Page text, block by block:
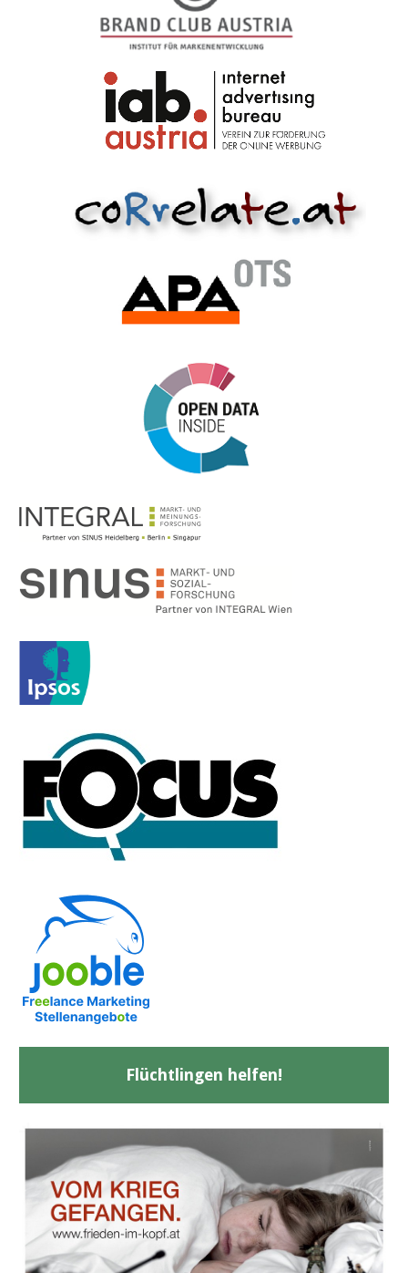
Flüchtlingen helfen!